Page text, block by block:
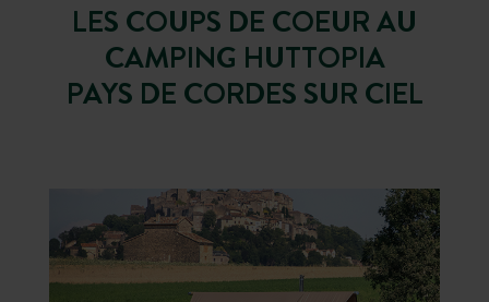
LES COUPS DE COEUR AU
CAMPING HUTTOPIA
PAYS DE CORDES SUR CIEL